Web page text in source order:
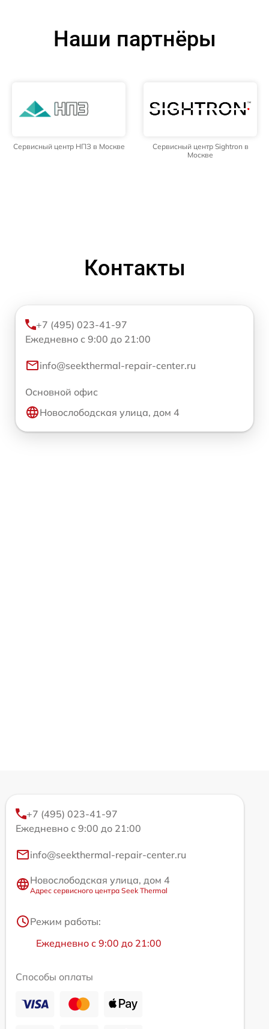
Наши партнёры
Сервисный центр НПЗ в Москве
Сервисный центр Sightron в
Москве
Контакты
+7 (495) 023-41-97
Ежедневно с 9:00 до 21:00
info@seekthermal-repair-center.ru
Основной офис
Новослободская улица, дом 4
+7 (495) 023-41-97
Ежедневно с 9:00 до 21:00
info@seekthermal-repair-center.ru
Новослободская улица, дом 4
Адрес сервисного центра Seek Thermal
Режим работы:
Ежедневно с 9:00 до 21:00
Способы оплаты